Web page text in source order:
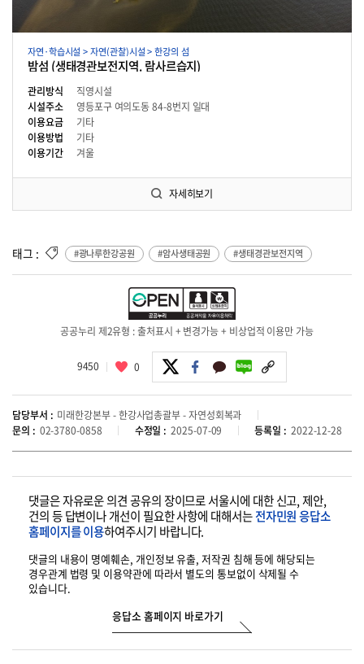
자연·학습시설 > 자연(관찰)시설 > 한강의 섬
밤섬 (생태경관보전지역. 람사르습지)
관리방식
직영시설
시설주소
영등포구 여의도동 84-8번지 일대
이용요금
기타
이용방법
기타
이용기간
겨울
자세히보기
태그 : #광나루한강공원 #암사생태공원 #생태경관보전지역
공공누리 제2유형 : 출처표시 + 변경가능 + 비상업적 이용만 가능
9450 0
담당부서 : 미래한강본부 - 한강사업총괄부 - 자연성회복과
문의 : 02-3780-0858 수정일 : 2025-07-09 등록일 : 2022-12-28
댓글은 자유로운 의견 공유의 장이므로 서울시에 대한 신고, 제안,
건의 등답변이나 개선이 필요한 사항에 대해서는전자민원 응답소
홈페이지를 이용하여주시기 바랍니다.
댓글의 내용이 명예훼손, 개인정보 유출, 저작권 침해 등에 해당되는
경우관계 법령 및 이용약관에 따라서 별도의 통보없이 삭제될 수
있습니다.
응답소 홈페이지 바로가기